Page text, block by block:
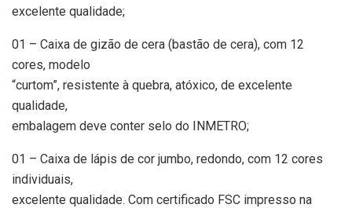
excelente qualidade;
01 – Caixa de gizão de cera (bastão de cera), com 12
cores, modelo
“curtom”, resistente à quebra, atóxico, de excelente
qualidade,
embalagem deve conter selo do INMETRO;
01 – Caixa de lápis de cor jumbo, redondo, com 12 cores
individuais,
excelente qualidade. Com certificado FSC impresso na